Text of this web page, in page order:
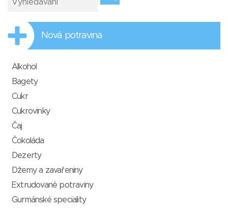
Nová potravina
Alkohol
Bagety
Cukr
Cukrovinky
Čaj
Čokoláda
Dezerty
Džemy a zavařeniny
Extrudované potraviny
Gurmánské speciality